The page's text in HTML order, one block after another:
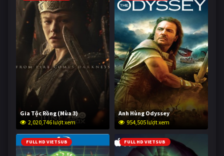
Gia Tộc Rồng (Mùa 3)
2,020,746 lượt xem
Anh Hùng Odyssey
954,505 lượt xem
FULL HD VIETSUB FULL HD VIETSUB